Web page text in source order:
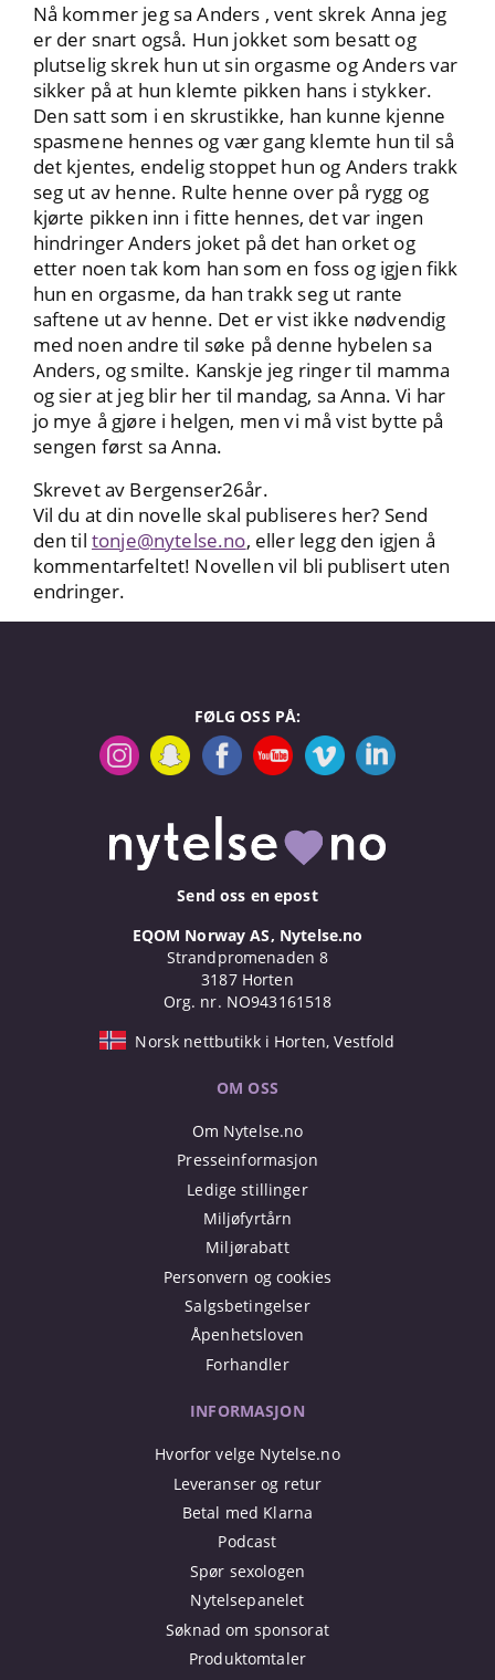
Nå kommer jeg sa Anders , vent skrek Anna jeg
er der snart også. Hun jokket som besatt og
plutselig skrek hun ut sin orgasme og Anders var
sikker på at hun klemte pikken hans i stykker.
Den satt som i en skrustikke, han kunne kjenne
spasmene hennes og vær gang klemte hun til så
det kjentes, endelig stoppet hun og Anders trakk
seg ut av henne. Rulte henne over på rygg og
kjørte pikken inn i fitte hennes, det var ingen
hindringer Anders joket på det han orket og
etter noen tak kom han som en foss og igjen fikk
hun en orgasme, da han trakk seg ut rante
saftene ut av henne. Det er vist ikke nødvendig
med noen andre til søke på denne hybelen sa
Anders, og smilte. Kanskje jeg ringer til mamma
og sier at jeg blir her til mandag, sa Anna. Vi har
jo mye å gjøre i helgen, men vi må vist bytte på
sengen først sa Anna.
Skrevet av Bergenser26år.
Vil du at din novelle skal publiseres her? Send
den til tonje@nytelse.no, eller legg den igjen å
kommentarfeltet! Novellen vil bli publisert uten
endringer.
FØLG OSS PÅ:
Send oss en epost
EQOM Norway AS, Nytelse.no
Strandpromenaden 8
3187 Horten
Org. nr. NO943161518
Norsk nettbutikk i Horten, Vestfold
OM OSS
Om Nytelse.no
Presseinformasjon
Ledige stillinger
Miljøfyrtårn
Miljørabatt
Personvern og cookies
Salgsbetingelser
Åpenhetsloven
Forhandler
INFORMASJON
Hvorfor velge Nytelse.no
Leveranser og retur
Betal med Klarna
Podcast
Spør sexologen
Nytelsepanelet
Søknad om sponsorat
Produktomtaler